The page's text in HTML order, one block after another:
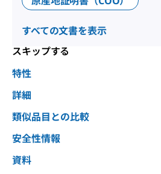
すべての文書を表示
スキップする
特性
詳細
類似品目との比較
安全性情報
資料